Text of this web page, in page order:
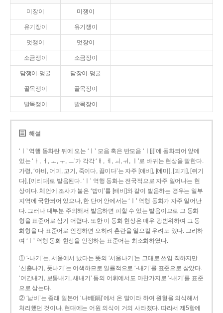
미장이 미쟁이
유기장이 유기쟁이
멋쟁이 멋장이
소금쟁이 소금장이
담쟁이-덩굴 담장이-덩굴
골목쟁이 골목장이
발목쟁이 발목장이
해설
‘ㅣ’ 역행 동화란 뒤에 오는 ‘ㅣ’ 모음 혹은 반모음 ‘ㅣ[j]’에 동화되어 앞에
있는 ‘ㅏ, ㅓ, ㅗ, ㅜ, ㅡ’가 각각 ‘ㅐ, ㅔ, ㅚ, ㅟ, ㅣ’로 바뀌는 현상을 말한다.
가령, ‘아비, 어미, 고기, 죽이다, 끓이다’는 자주 [애비], [에미], [괴기], [쥐기
다], [끼리다]로 발음된다. ‘ㅣ’ 역행 동화는 전국적으로 자주 일어나는 현
상이다. 체언에 조사가 붙은 ‘밥이’를 [배비]와 같이 발음하는 경우는 일부
지역에 국한되어 있으나, 한 단어 안에서는 ‘ㅣ’ 역행 동화가 자주 일어난
다. 그러나 대부분 주의해서 발음하면 피할 수 있는 발음이므로 그 동화
형을 표준어로 삼기 어렵다. 또한 이 동화 현상은 매우 광범위하여 그 동
화형을 다 표준어로 인정하면 오히려 혼란을 일으킬 우려도 있다. 그리하
여 ‘ㅣ’ 역행 동화 현상을 인정하는 표준어는 최소화하였다.
① ‘-나기’는, 서울에서 났다는 뜻의 ‘서울나기’는 그대로 쓰임 직하지만
‘신출나기, 풋나기’는 어색하므로 일률적으로 ‘-내기’를 표준으로 삼았다.
‘여간내기, 보통내기, 새내기’ 등의 어휘에서도 마찬가지로 ‘-내기’를 표준
으로 삼는다.
② ‘남비’는 종래 일본어 ‘나베[鍋]’에서 온 말이라 하여 원형을 의식해서
처리했던 것이나, 현대에는 어원 의식이 거의 사라졌다. 따라서 제5항에